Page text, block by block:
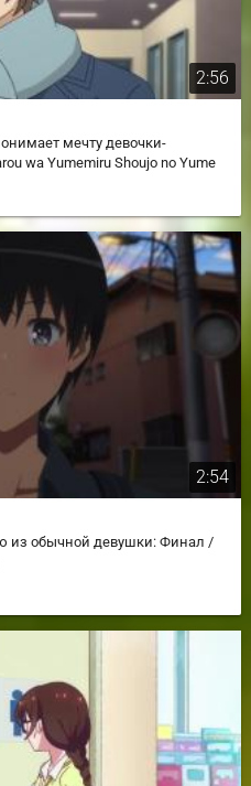
2:56
мечту девочки-
wa Yumemiru Shoujo no Yume
2:54
из обычной девушки: Финал /